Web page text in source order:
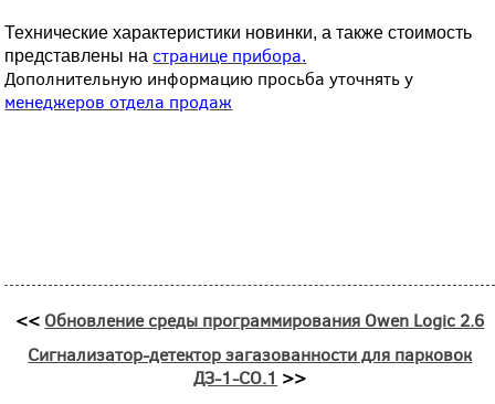
Технические характеристики новинки, а также стоимость
представлены на странице прибора.
Дополнительную информацию просьба уточнять у
менеджеров отдела продаж
<< Обновление среды программирования Owen Logic 2.6
Сигнализатор-детектор загазованности для парковок
ДЗ-1-СО.1 >>